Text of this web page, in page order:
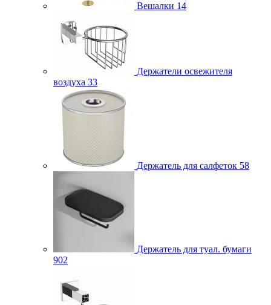
Вешалки 14
Держатели освежителя
воздуха 33
Держатель для салфеток 58
Держатель для туал. бумаги
902